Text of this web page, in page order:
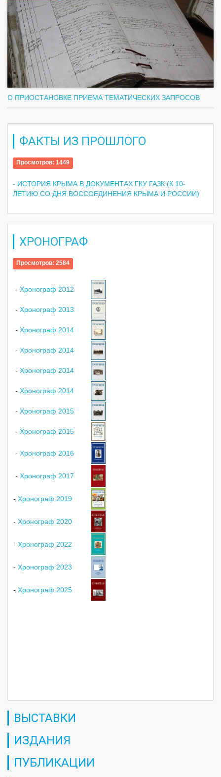
О ПРИОСТАНОВКЕ ПРИЕМА ТЕМАТИЧЕСКИХ ЗАПРОСОВ
ФАКТЫ ИЗ ПРОШЛОГО
Просмотров: 1449
- ИСТОРИЯ КРЫМА В ДОКУМЕНТАХ ГКУ ГАЗК (К 10-
ЛЕТИЮ СО ДНЯ ВОССОЕДИНЕНИЯ КРЫМА И РОССИИ)
ХРОНОГРАФ
Просмотров: 2584
- Хронограф 2012
- Хронограф 2013
- Хронограф 2014
- Хронограф 2014
- Хронограф 2014
- Хронограф 2014
- Хронограф 2015
- Хронограф 2015
- Хронограф 2016
- Хронограф 2017
- Хронограф 2019
- Хронограф 2020
- Хронограф 2022
- Хронограф 2023
- Хронограф 2025
ВЫСТАВКИ
ИЗДАНИЯ
ПУБЛИКАЦИИ